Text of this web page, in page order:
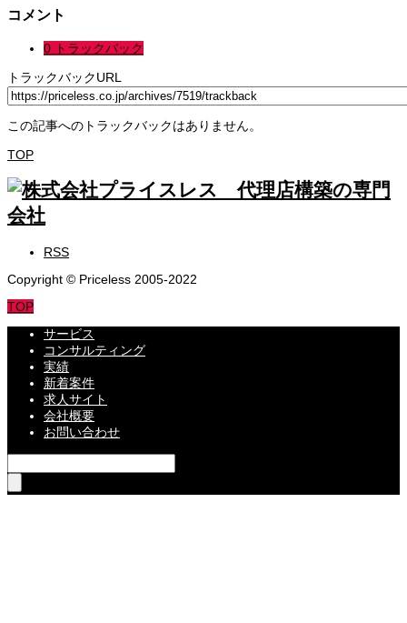
コメント
0 トラックバック
トラックバックURL
この記事へのトラックバックはありません。
TOP
RSS
Copyright © Priceless 2005-2022
TOP
サービス
コンサルティング
実績
新着案件
求人サイト
会社概要
お問い合わせ